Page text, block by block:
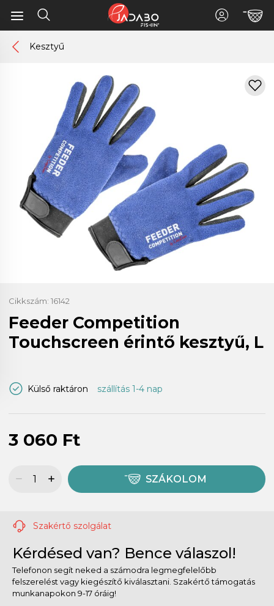
Kesztyű
Cikkszám: 16142
Feeder Competition
Touchscreen érintő kesztyű, L
Külső raktáron szállítás 1-4 nap
3 060 Ft
SZÁKOLOM
Szakértő szolgálat
Kérdésed van? Bence válaszol!
Telefonon segít neked a számodra legmegfelelőbb
felszerelést vagy kiegészítő kiválasztani. Szakértő támogatás
munkanapokon 9-17 óráig!